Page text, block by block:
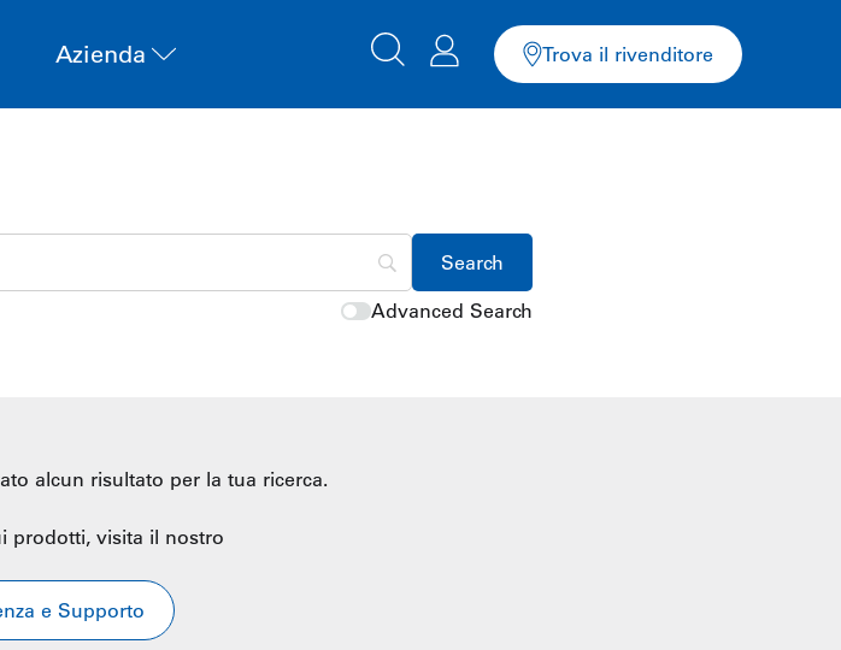
Azienda Trova il rivenditore
Advanced Search
alcun risultato per la tua ricerca.
prodotti, visita il nostro
e Supporto